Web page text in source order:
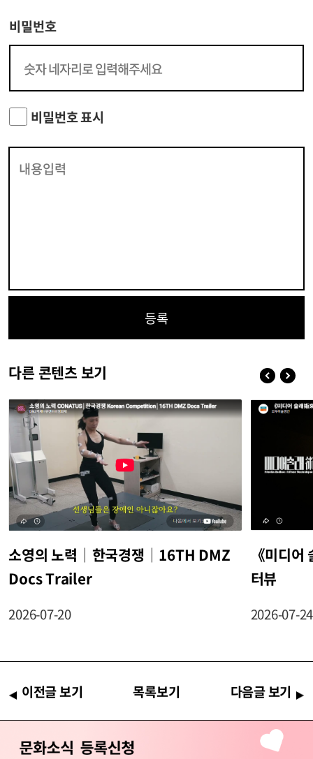
비밀번호
비밀번호 표시
등록
다른 콘텐츠 보기
소영의 노력│한국경쟁│16TH DMZ
Docs Trailer
2026-07-20
《미디
터뷰
2026-07-24
이전글 보기 목록보기 다음글 보기